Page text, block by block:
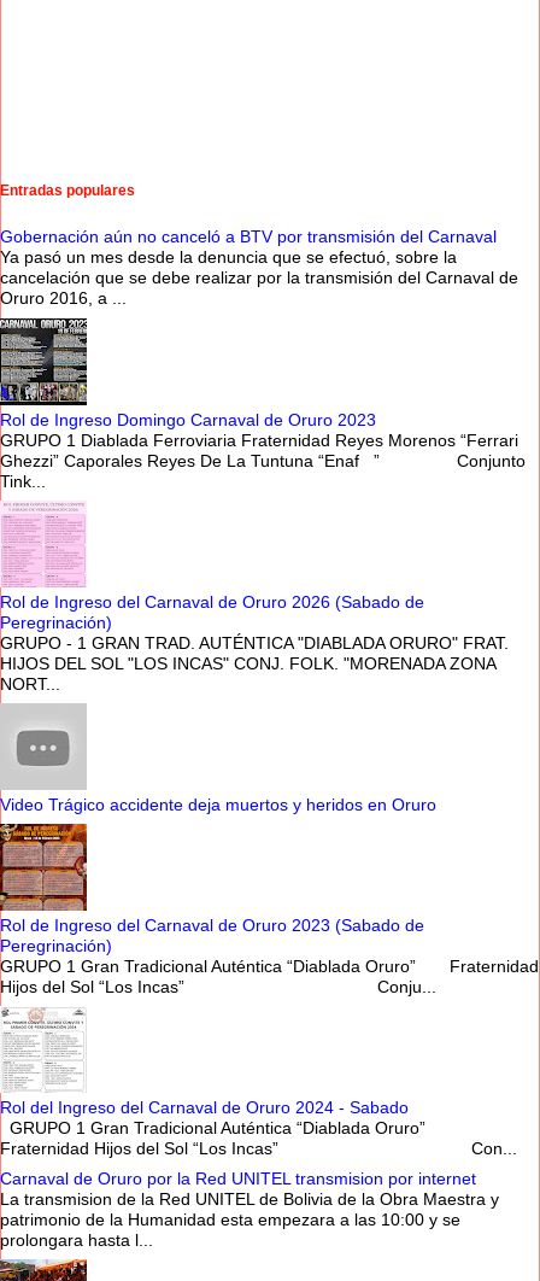
Entradas populares
Gobernación aún no canceló a BTV por transmisión del Carnaval
Ya pasó un mes desde la denuncia que se efectuó, sobre la
cancelación que se debe realizar por la transmisión del Carnaval de
Oruro 2016, a ...
Rol de Ingreso Domingo Carnaval de Oruro 2023
GRUPO 1 Diablada Ferroviaria Fraternidad Reyes Morenos “Ferrari
Ghezzi” Caporales Reyes De La Tuntuna “Enaf ” Conjunto
Tink...
Rol de Ingreso del Carnaval de Oruro 2026 (Sabado de
Peregrinación)
GRUPO - 1 GRAN TRAD. AUTÉNTICA "DIABLADA ORURO" FRAT.
HIJOS DEL SOL "LOS INCAS" CONJ. FOLK. "MORENADA ZONA
NORT...
Video Trágico accidente deja muertos y heridos en Oruro
Rol de Ingreso del Carnaval de Oruro 2023 (Sabado de
Peregrinación)
GRUPO 1 Gran Tradicional Auténtica “Diablada Oruro” Fraternidad
Hijos del Sol “Los Incas” Conju...
Rol del Ingreso del Carnaval de Oruro 2024 - Sabado
GRUPO 1 Gran Tradicional Auténtica “Diablada Oruro”
Fraternidad Hijos del Sol “Los Incas” Con...
Carnaval de Oruro por la Red UNITEL transmision por internet
La transmision de la Red UNITEL de Bolivia de la Obra Maestra y
patrimonio de la Humanidad esta empezara a las 10:00 y se
prolongara hasta l...